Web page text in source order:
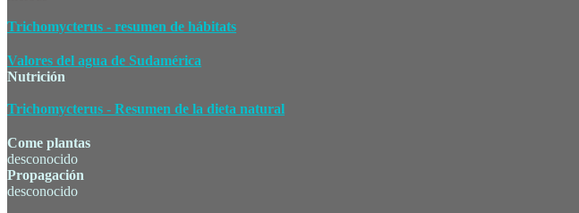
Trichomycterus - resumen de hábitats
Valores del agua de Sudamérica
Nutrición
Trichomycterus - Resumen de la dieta natural
Come plantas
desconocido
Propagación
desconocido